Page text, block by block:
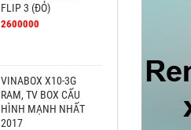
FLIP 3 (ĐỎ)
2600000
VINABOX X10-3G
RAM, TV BOX CẤU
HÌNH MẠNH NHẤT
2017